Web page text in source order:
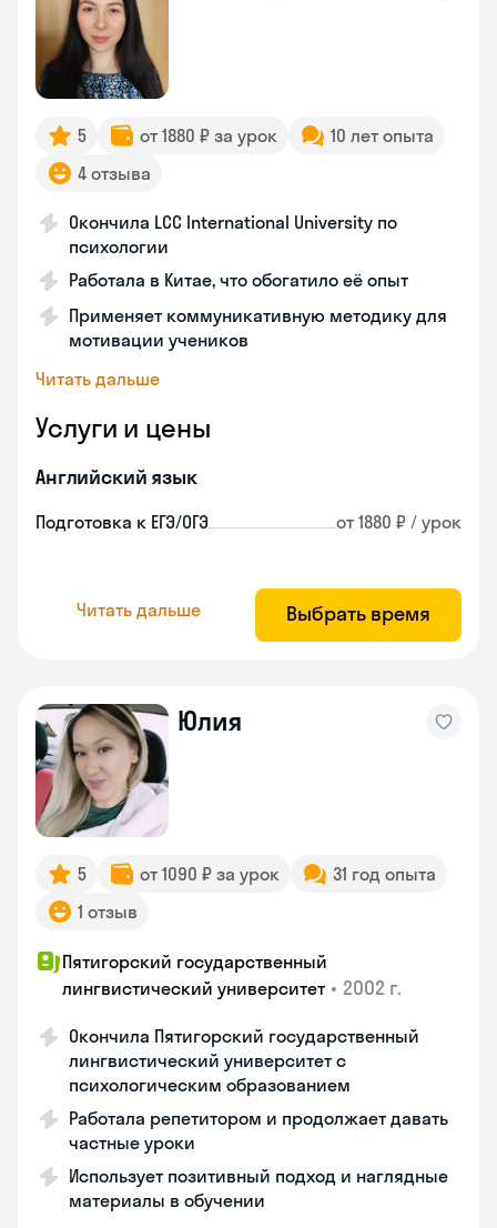
5 от 1880 ₽ за урок
10 лет опыта
4 отзыва
Окончила LCC International University по
психологии
Работала в Китае, что обогатило её опыт
Применяет коммуникативную методику для
мотивации учеников
Читать дальше
Услуги и цены
Английский язык
Подготовка к ЕГЭ/ОГЭ от 1880 ₽ / урок
Читать дальше Выбрать время
Юлия
5 от 1090 ₽ за урок
31 год опыта
1 отзыв
Пятигорский государственный
лингвистический университет • 2002 г.
Окончила Пятигорский государственный
лингвистический университет с
психологическим образованием
Работала репетитором и продолжает давать
частные уроки
Использует позитивный подход и наглядные
материалы в обучении